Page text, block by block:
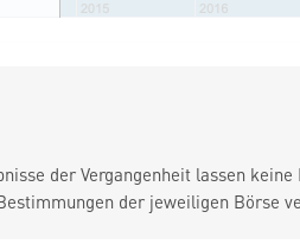
der Vergangenheit lassen
der jeweiligen Börse